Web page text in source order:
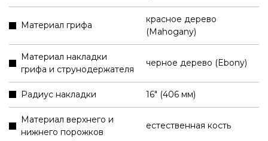
Материал грифа
красное дерево
(Mahogany)
Материал накладки
грифа и струнодержателя
черное дерево (Ebony)
Радиус накладки 16" (406 мм)
Материал верхнего и
нижнего порожков
естественная кость